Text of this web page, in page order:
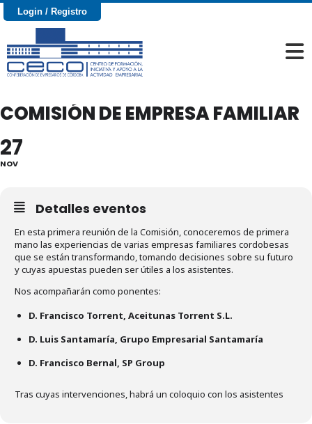
Login / Registro
COMISIÓN DE EMPRESA FAMILIAR
27
NOV
Detalles eventos
En esta primera reunión de la Comisión, conoceremos de primera
mano las experiencias de varias empresas familiares cordobesas
que se están transformando, tomando decisiones sobre su futuro
y cuyas apuestas pueden ser útiles a los asistentes.
Nos acompañarán como ponentes:
D. Francisco Torrent, Aceitunas Torrent S.L.
D. Luis Santamaría, Grupo Empresarial Santamaría
D. Francisco Bernal, SP Group
Tras cuyas intervenciones, habrá un coloquio con los asistentes